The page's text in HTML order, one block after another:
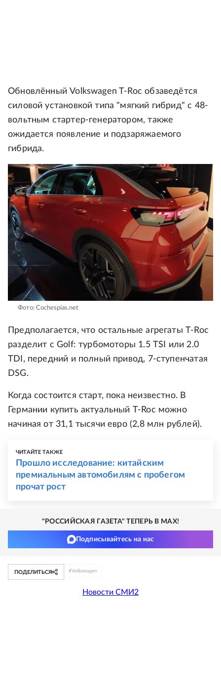
Обновлённый Volkswagen T-Roc обзаведётся
силовой установкой типа "мягкий гибрид" с 48-
вольтным стартер-генератором, также
ожидается появление и подзаряжаемого
гибрида.
Фото: Cochespias.net
Предполагается, что остальные агрегаты T-Roc
разделит с Golf: турбомоторы 1.5 TSI или 2.0
TDI, передний и полный привод, 7-ступенчатая
DSG.
Когда состоится старт, пока неизвестно. В
Германии купить актуальный T-Roc можно
начиная от 31,1 тысячи евро (2,8 млн рублей).
ЧИТАЙТЕ ТАКЖЕ
Прошло исследование: китайским
премиальным автомобилям с пробегом
прочат рост
"РОССИЙСКАЯ ГАЗЕТА" ТЕПЕРЬ В MAX!
Подписывайтесь на нас
ПОДЕЛИТЬСЯ #Volkswagen
Новости СМИ2